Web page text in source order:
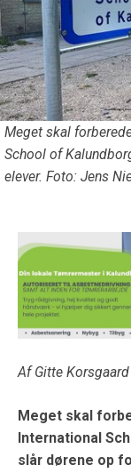
Meget skal
School of
elever. Foto: Jens
Af Gitte Korsgaard
Meget skal
International
slår dørene op